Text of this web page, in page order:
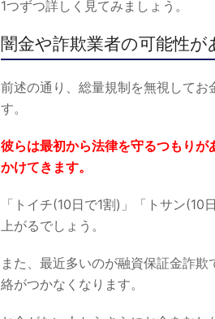
1つずつ詳しく見てみましょう。
闇金や詐欺業者の可能性が
前述の通り、総量規制を無視して
す。
彼らは最初から法律を守るつもり
かけてきます。
「トイチ(10日で1割)」「トサン
上がるでしょう。
また、最近多いのが融資保証金詐
絡がつかなくなります。